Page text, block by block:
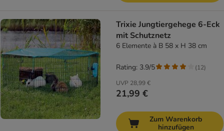
Trixie Jungtiergehege 6-Eck
mit Schutznetz
6 Elemente à B 58 x H 38 cm
UVP 28,99 €
21,99 €
Rating: 3.9/5 (12)
Zum Warenkorb
hinzufügen